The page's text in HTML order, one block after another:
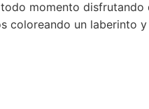
momento disfrutando
coloreando un laberinto